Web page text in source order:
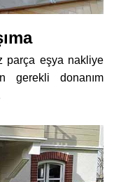
parça eşya nakliye
gerekli donanım